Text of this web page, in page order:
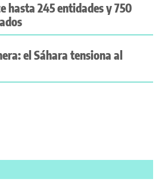
hasta 245 entidades y 750
el Sáhara tensiona al